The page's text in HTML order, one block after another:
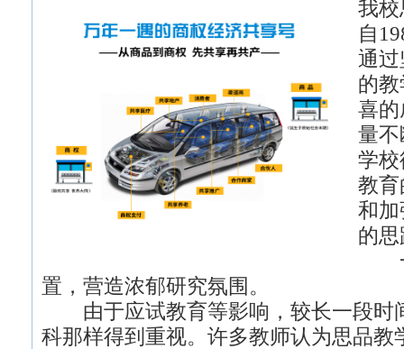
我
自
通
的
喜
量
学
教
和
的
一
置，营造浓郁研究氛围。
由于应试教育等影响，较长一段时
科那样得到重视。许多教师认为思品教